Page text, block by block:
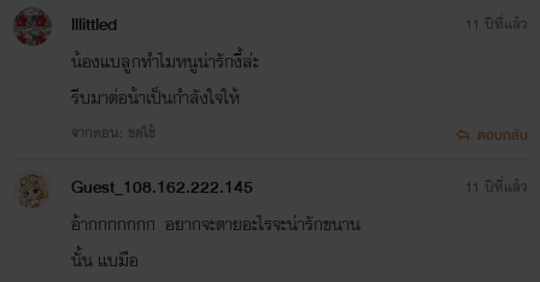
lllittled
น้องแบลูกทำไมหนูน่ารักงี้ล่ะ
รีบมาต่อน้าเป็นกำลังใจให้
จากตอน: ชดใช้
11 ปีที่แล้ว
ตอบกลับ
Guest_108.162.222.145
อ้ากกกกกกก อยากจะตายอะไรจะน่ารักขนาน
นั้น แบมือ
11 ปีที่แล้ว